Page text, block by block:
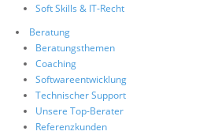
Soft Skills & IT-Recht
Beratung
Beratungsthemen
Coaching
Softwareentwicklung
Technischer Support
Unsere Top-Berater
Referenzkunden